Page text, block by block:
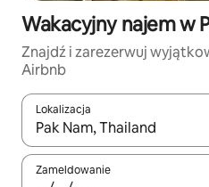
Wakacyjny najem w
Znajdź i zarezerwuj
Airbnb
Lokalizacja
Gdy wyniki będą dostępne,
Zameldowanie